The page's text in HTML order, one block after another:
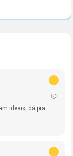
ideais, dá pra